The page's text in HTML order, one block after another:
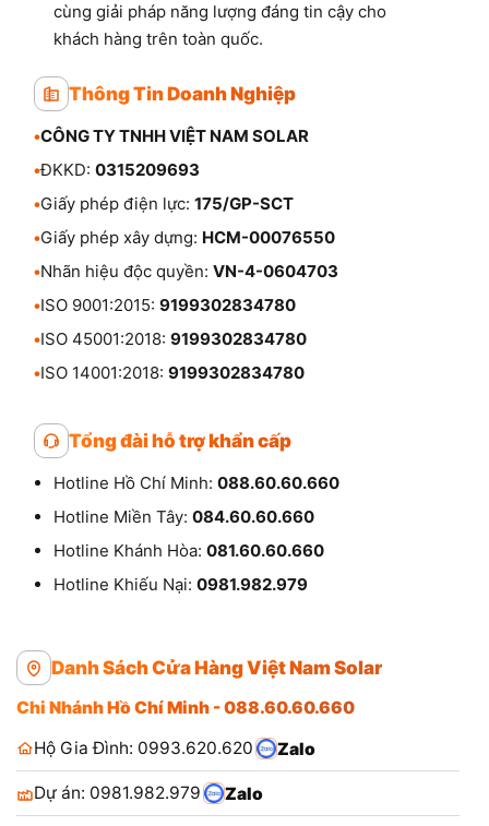
cùng giải pháp năng lượng đáng tin cậy cho
khách hàng trên toàn quốc.
Thông Tin Doanh Nghiệp
•CÔNG TY TNHH VIỆT NAM SOLAR
•ĐKKD: 0315209693
•Giấy phép điện lực: 175/GP-SCT
•Giấy phép xây dựng: HCM-00076550
•Nhãn hiệu độc quyền: VN-4-0604703
•ISO 9001:2015: 9199302834780
•ISO 45001:2018: 9199302834780
•ISO 14001:2018: 9199302834780
Tổng đài hỗ trợ khẩn cấp
Hotline Hồ Chí Minh: 088.60.60.660
Hotline Miền Tây: 084.60.60.660
Hotline Khánh Hòa: 081.60.60.660
Hotline Khiếu Nại: 0981.982.979
Danh Sách Cửa Hàng Việt Nam Solar
Chi Nhánh Hồ Chí Minh - 088.60.60.660
Hộ Gia Đình: 0993.620.620
Zalo
Dự án: 0981.982.979 Zalo